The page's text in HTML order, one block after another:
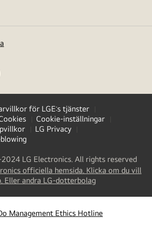
för LGE:s tjänster
Cookie-inställningar
LG Privacy
LG Electronics. All rights reserved
officiella hemsida. Klicka om du vill
Eller andra LG-dotterbolag(
a
new
tab
Management Ethics Hotline